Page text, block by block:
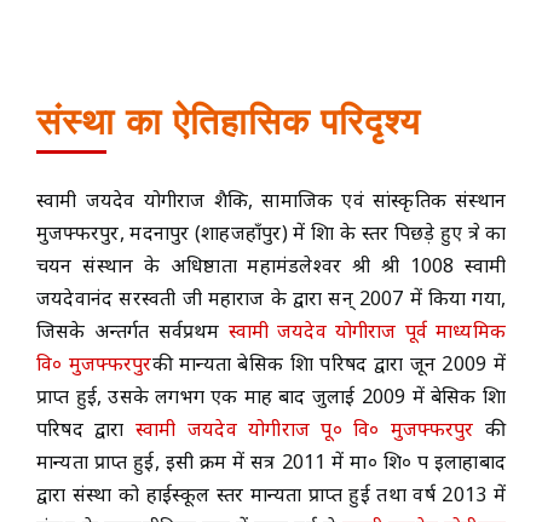
NEWS & EVENT
Important Documents
Contact Us
संस्था का ऐतिहासिक परिदृश्य
स्वामी जयदेव योगीराज शैक्षिक, सामाजिक एवं सांस्कृतिक संस्थान
मुजफ्फरपुर, मदनापुर (शाहजहाँपुर) में शिक्षा के स्तर पिछड़े हुए क्षेत्र का
चयन संस्थान के अधिष्ठाता महामंडलेश्वर श्री श्री 1008 स्वामी
जयदेवानंद सरस्वती जी महाराज के द्वारा सन् 2007 में किया गया,
जिसके अन्तर्गत सर्वप्रथम स्वामी जयदेव योगीराज पूर्व माध्यमिक
वि० मुजफ्फरपुरकी मान्यता बेसिक शिक्षा परिषद द्वारा जून 2009 में
प्राप्त हुई, उसके लगभग एक माह बाद जुलाई 2009 में बेसिक शिक्षा
परिषद द्वारा स्वामी जयदेव योगीराज पू० वि० मुजफ्फरपुर की
मान्यता प्राप्त हुई, इसी क्रम में सत्र 2011 में मा० शि० प इलाहाबाद
द्वारा संस्था को हाईस्कूल स्तर मान्यता प्राप्त हुई तथा वर्ष 2013 में